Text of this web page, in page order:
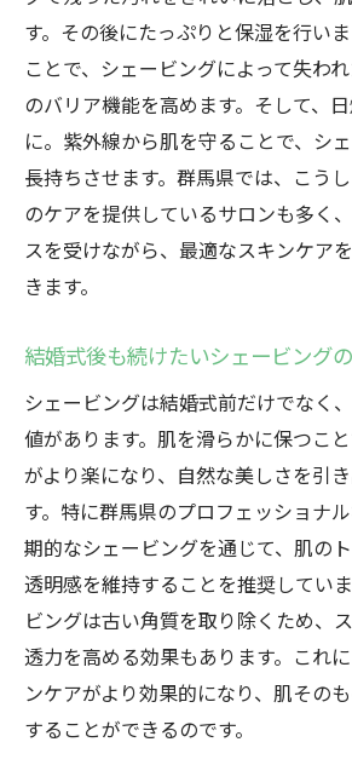
す。その後にたっぷりと保湿を行い
ことで、シェービングによって失わ
のバリア機能を高めます。そして、
に。紫外線から肌を守ることで、シ
長持ちさせます。群馬県では、こう
のケアを提供しているサロンも多く
スを受けながら、最適なスキンケア
きます。
結婚式後も続けたいシェービング
シェービングは結婚式前だけでなく
値があります。肌を滑らかに保つこ
がより楽になり、自然な美しさを引
す。特に群馬県のプロフェッショナ
期的なシェービングを通じて、肌のト
透明感を維持することを推奨してい
ビングは古い角質を取り除くため、
透力を高める効果もあります。これ
ンケアがより効果的になり、肌その
することができるのです。